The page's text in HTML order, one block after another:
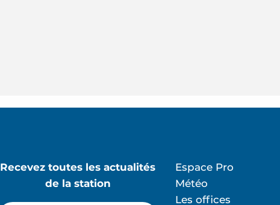
Recevez toutes les actualités
de la station
Espace Pro
Météo
Les offices